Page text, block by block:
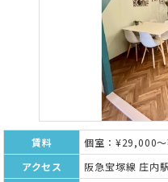
賃料
個室：¥29,000
アクセス
阪急宝塚線 庄内